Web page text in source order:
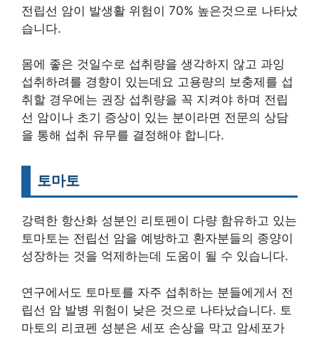
전립선 암이 발생활 위험이 70% 높은것으로 나타났
습니다.
몸에 좋은 것일수로 섭취량을 생각하지 않고 과잉
섭취하려를 경향이 있는데요 고용량의 보충제를 섭
취할 경우에는 권장 섭취량을 꼭 지켜야 하며 전립
선 암이나 초기 증상이 있는 분이라면 전문의 상담
을 통해 섭취 유무를 결정해야 합니다.
토마토
강력한 항산화 성분인 리토펜이 다량 함유하고 있는
토마토는 전립선 암을 예방하고 환자분들의 종양이
성장하는 것을 억제하는데 도움이 될 수 있습니다.
연구에서도 토마토를 자주 섭취하는 분들에게서 전
립선 암 발병 위험이 낮은 것으로 나타났습니다. 토
마토의 리코펜 성분은 세포 손상을 막고 암세포가